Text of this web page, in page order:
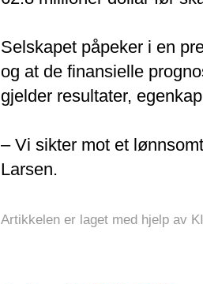
Selskapet påpeker i en
og at de finansielle
gjelder resultater,
– Vi sikter mot et
Larsen.
Artikkelen er laget med hjelp av